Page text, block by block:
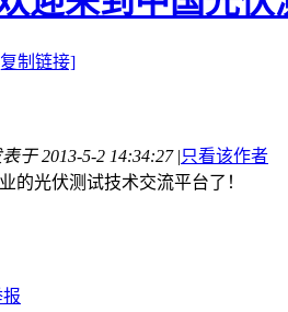
制链接]
于 2013-5-2 14:34:27 |只看该作者
的光伏测试技术交流平台了！